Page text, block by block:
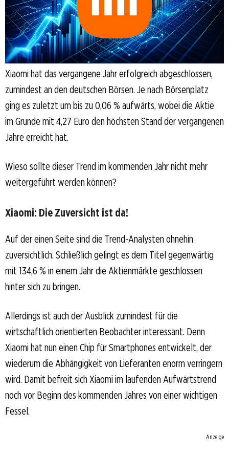
Xiaomi hat das vergangene Jahr erfolgreich abgeschlossen,
zumindest an den deutschen Börsen. Je nach Börsenplatz
ging es zuletzt um bis zu 0,06 % aufwärts, wobei die Aktie
im Grunde mit 4,27 Euro den höchsten Stand der vergangenen
Jahre erreicht hat.
Wieso sollte dieser Trend im kommenden Jahr nicht mehr
weitergeführt werden können?
Xiaomi: Die Zuversicht ist da!
Auf der einen Seite sind die Trend-Analysten ohnehin
zuversichtlich. Schließlich gelingt es dem Titel gegenwärtig
mit 134,6 % in einem Jahr die Aktienmärkte geschlossen
hinter sich zu bringen.
Allerdings ist auch der Ausblick zumindest für die
wirtschaftlich orientierten Beobachter interessant. Denn
Xiaomi hat nun einen Chip für Smartphones entwickelt, der
wiederum die Abhängigkeit von Lieferanten enorm verringern
wird. Damit befreit sich Xiaomi im laufenden Aufwärtstrend
noch vor Beginn des kommenden Jahres von einer wichtigen
Fessel.
Anzeige